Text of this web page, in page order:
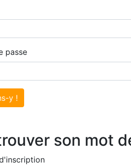
passe
y !
son mot